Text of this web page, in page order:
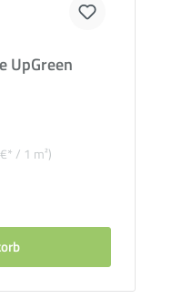
UpGreen
/ 1 m²)